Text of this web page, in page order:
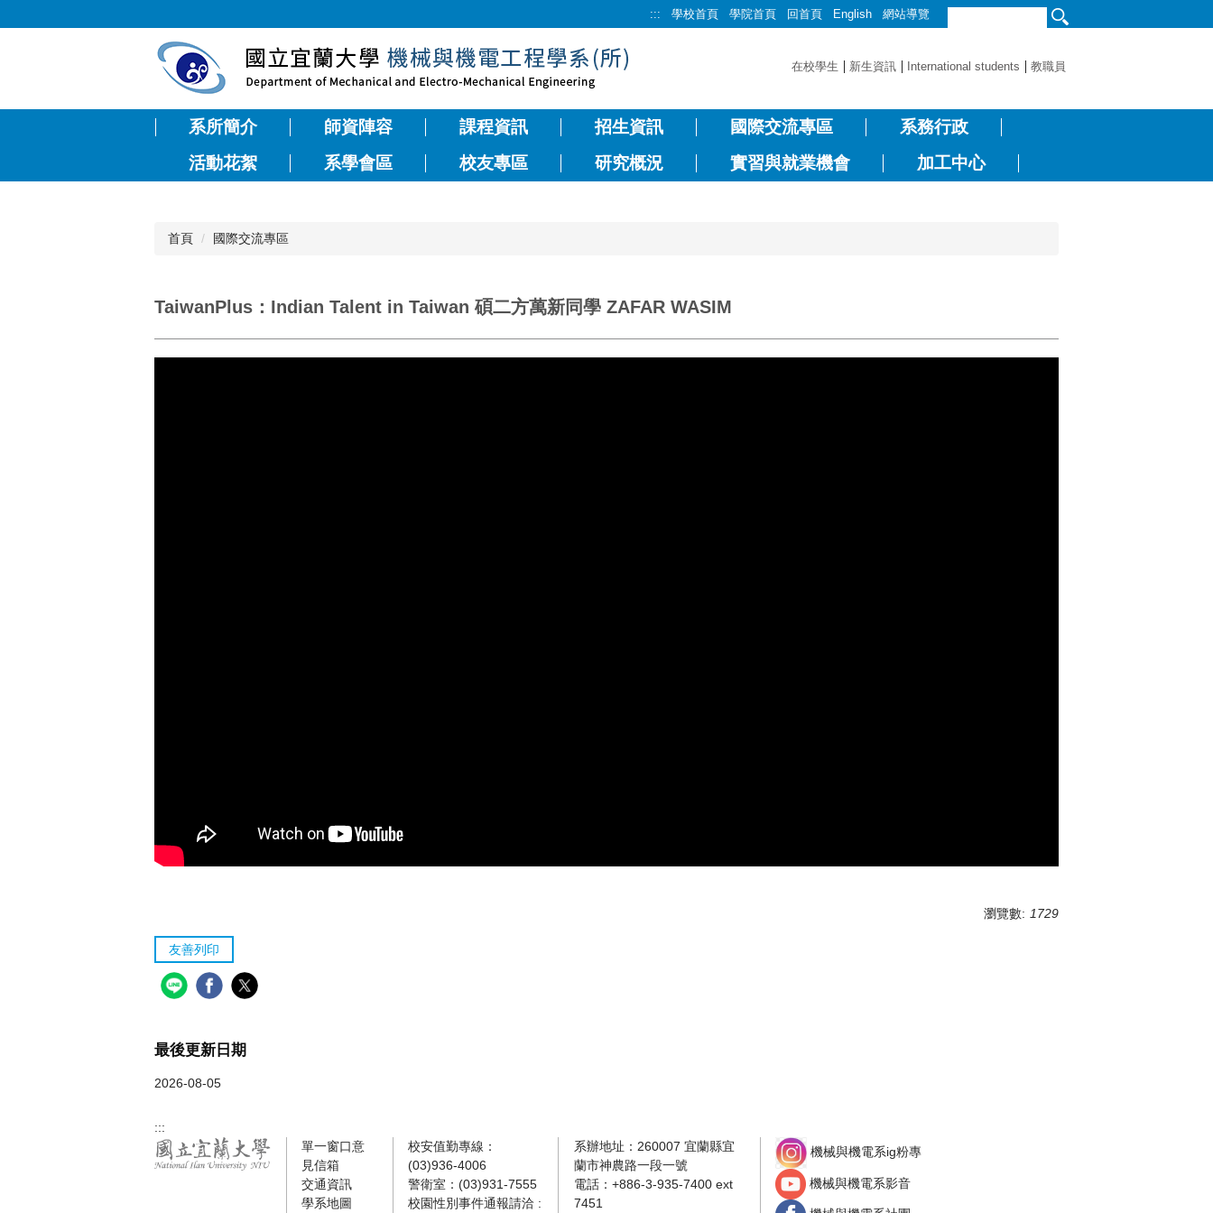
到
容
::: 學校首頁 學院首頁 回首頁 English 網站導覽
在校學生 新生資訊 International students 教職員
系所簡介 師資陣容 課程資訊 招生資訊 國際交流專區
系務行政
活動花絮
系學會區 校友專區 研究概況 實習與就業機會 加工中心
首頁 國際交流專區
TaiwanPlus：Indian Talent in Taiwan 碩二方萬新同學 ZAFAR WASIM
瀏覽數: 1729
友善列印
最後更新日期
2026-08-05
:::
單一窗口意
見信箱
交通資訊
學系地圖
校安值勤專線：
(03)936-4006
警衛室：(03)931-7555
校園性別事件通報請洽 :
系辦地址：260007 宜蘭縣宜
蘭市神農路一段一號
電話：+886-3-935-7400 ext
7451
機械與機電系ig粉專
機械與機電系影音